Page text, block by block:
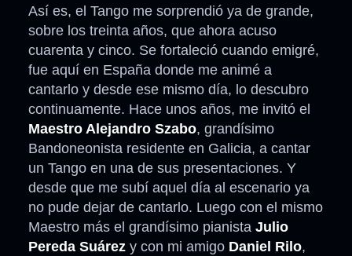
Así es, el Tango me sorprendió ya de grande,
sobre los treinta años, que ahora acuso
cuarenta y cinco. Se fortaleció cuando emigré,
fue aquí en España donde me animé a
cantarlo y desde ese mismo día, lo descubro
continuamente. Hace unos años, me invitó el
Maestro Alejandro Szabo, grandísimo
Bandoneonista residente en Galicia, a cantar
un Tango en una de sus presentaciones. Y
desde que me subí aquel día al escenario ya
no pude dejar de cantarlo. Luego con el mismo
Maestro más el grandísimo pianista Julio
Pereda Suárez y con mi amigo Daniel Rilo,